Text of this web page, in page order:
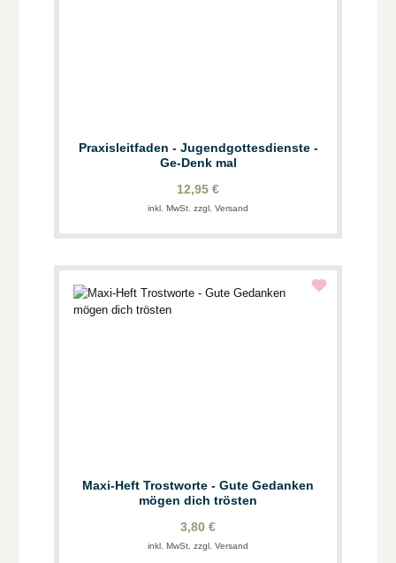
Praxisleitfaden - Jugendgottesdienste -
Ge-Denk mal
12,95 €
inkl. MwSt. zzgl. Versand
Maxi-Heft Trostworte - Gute Gedanken
mögen dich trösten
3,80 €
inkl. MwSt. zzgl. Versand